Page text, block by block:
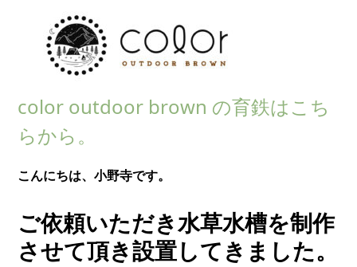
color outdoor brown の育鉄はこち
らから。
こんにちは、小野寺です。
ご依頼いただき水草水槽を制作
させて頂き設置してきました。